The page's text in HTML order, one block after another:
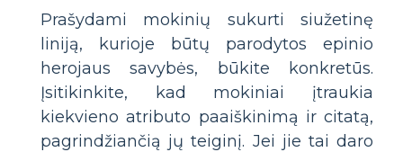
Prašydami mokinių sukurti siužetinę
liniją, kurioje būtų parodytos epinio
herojaus savybės, būkite konkretūs.
Įsitikinkite, kad mokiniai įtraukia
kiekvieno atributo paaiškinimą ir citatą,
pagrindžiančią jų teiginį. Jei jie tai daro